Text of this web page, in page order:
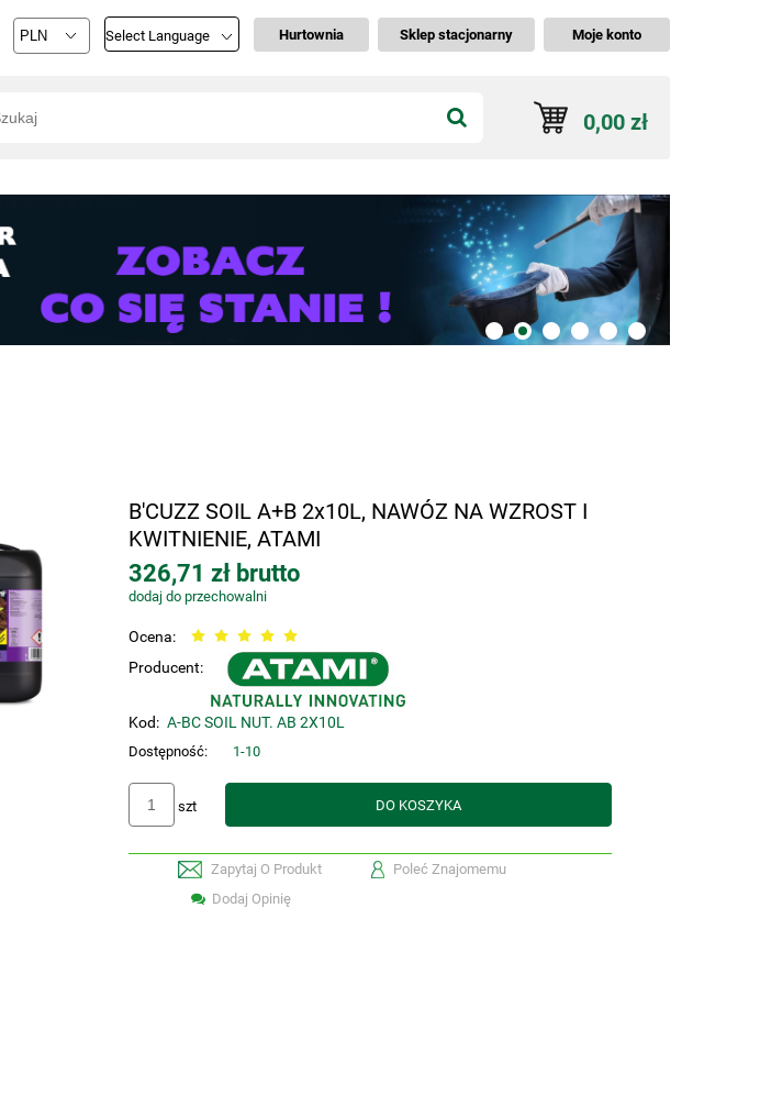
Select Language Hurtownia Sklep stacjonarny Moje konto
0,00 zł
B'CUZZ SOIL A+B 2x10L, NAWÓZ NA WZROST I
KWITNIENIE, ATAMI
326,71 zł brutto
dodaj do przechowalni
Ocena:
Producent:
Kod: A-BC SOIL NUT. AB 2X10L
Dostępność: 1-10
szt DO KOSZYKA
Zapytaj O Produkt
Poleć Znajomemu
Dodaj Opinię